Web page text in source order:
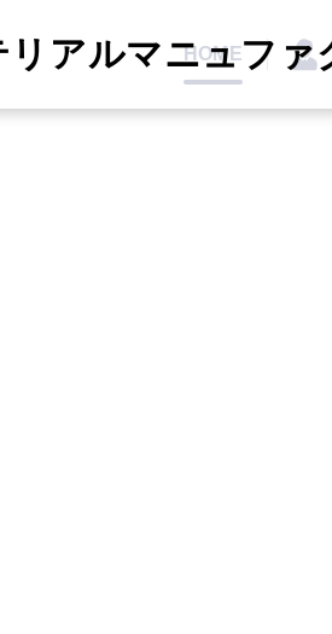
HOME
アルマニュファ